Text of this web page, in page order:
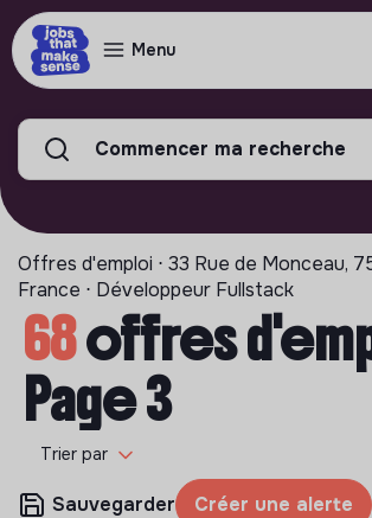
Menu
Commencer ma recherche
Offres d'emploi ⋅ 33 Rue de Monceau,
France ⋅ Développeur Fullstack
68offres
Page 3
Trier par
Sauvegarder Créer une alerte